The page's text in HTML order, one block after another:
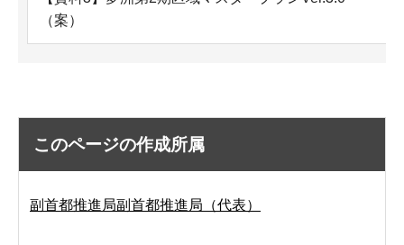
（案）
このページの作成所属
副首都推進局副首都推進局（代表）